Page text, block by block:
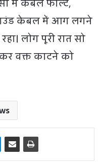
केबल में आग लगने
लोग पूरी रात सो
वक्त काटने को